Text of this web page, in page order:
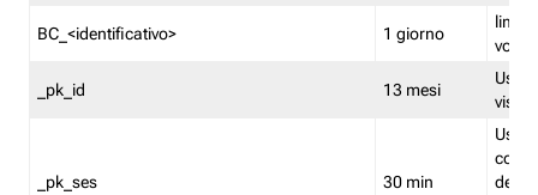
BC_<identificativo> 1 giorno
limita
_pk_id 13 mesi
_pk_ses 30 min